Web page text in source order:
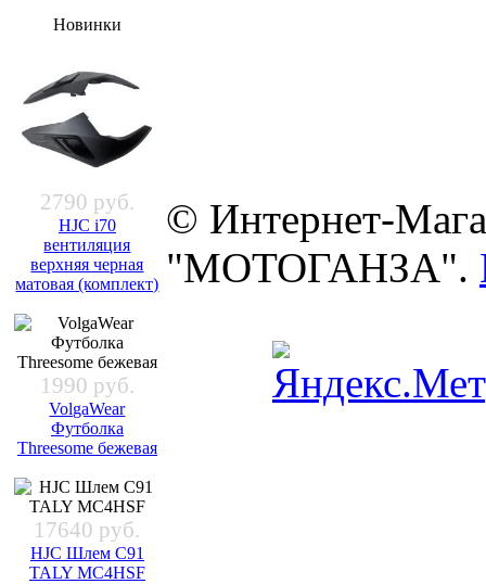
Новинки
2790 руб.
HJC i70
вентиляция
верхняя черная
матовая (комплект)
1990 руб.
VolgaWear
Футболка
Threesome бежевая
17640 руб.
HJC Шлем C91
TALY MC4HSF
© Интернет-
"МОТОГАНЗА".